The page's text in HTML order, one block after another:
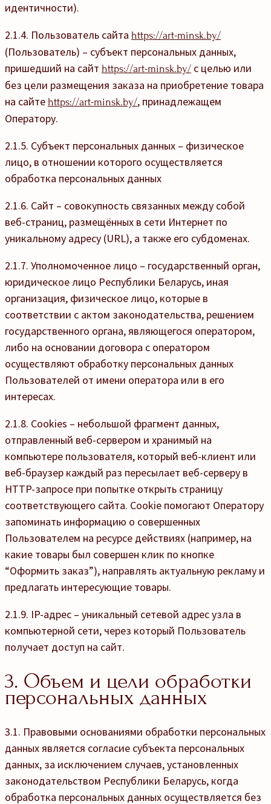
идентичности).
2.1.4. Пользователь сайта https://art-minsk.by/
(Пользователь) – субъект персональных данных,
пришедший на сайт https://art-minsk.by/ с целью или
без цели размещения заказа на приобретение товара
на сайте https://art-minsk.by/, принадлежащем
Оператору.
2.1.5. Субъект персональных данных – физическое
лицо, в отношении которого осуществляется
обработка персональных данных
2.1.6. Сайт – совокупность связанных между собой
веб-страниц, размещённых в сети Интернет по
уникальному адресу (URL), а также его субдоменах.
2.1.7. Уполномоченное лицо – государственный орган,
юридическое лицо Республики Беларусь, иная
организация, физическое лицо, которые в
соответствии с актом законодательства, решением
государственного органа, являющегося оператором,
либо на основании договора с оператором
осуществляют обработку персональных данных
Пользователей от имени оператора или в его
интересах.
2.1.8. Cookies – небольшой фрагмент данных,
отправленный веб-сервером и хранимый на
компьютере пользователя, который веб-клиент или
веб-браузер каждый раз пересылает веб-серверу в
HTTP-запросе при попытке открыть страницу
соответствующего сайта. Cookie помогают Оператору
запоминать информацию о совершенных
Пользователем на ресурсе действиях (например, на
какие товары был совершен клик по кнопке
“Оформить заказ”), направлять актуальную рекламу и
предлагать интересующие товары.
2.1.9. IP-адрес – уникальный сетевой адрес узла в
компьютерной сети, через который Пользователь
получает доступ на сайт.
3. Объем и цели обработки
персональных данных
3.1. Правовыми основаниями обработки персональных
данных является согласие субъекта персональных
данных, за исключением случаев, установленных
законодательством Республики Беларусь, когда
обработка персональных данных осуществляется без